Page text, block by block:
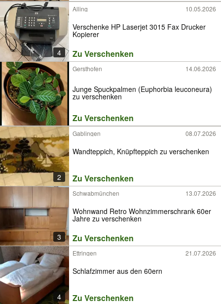
4
Alling 10.05.2026
Verschenke HP Laserjet 3015 Fax Drucker
Kopierer
Zu Verschenken
Gersthofen 14.06.2026
Junge Spuckpalmen (Euphorbia leuconeura)
zu verschenken
Zu Verschenken
2
Gablingen 08.07.2026
Wandteppich, Knüpfteppich zu verschenken
Zu Verschenken
3
Schwabmünchen 13.07.2026
Wohnwand Retro Wohnzimmerschrank 60er
Jahre zu verschenken
Zu Verschenken
4
Ettringen 21.07.2026
Schlafzimmer aus den 60ern
Zu Verschenken